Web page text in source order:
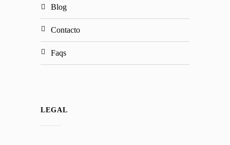
blog
contacto
faqs
LEGAL